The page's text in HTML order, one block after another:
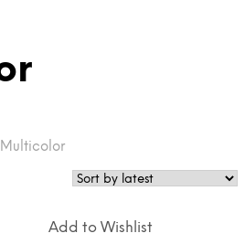
Multicolor
Add to Wishlist